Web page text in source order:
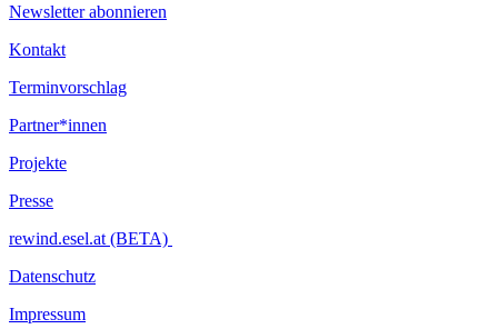
Newsletter abonnieren
Kontakt
Terminvorschlag
Partner*innen
Projekte
Presse
rewind.esel.at (BETA)
Datenschutz
Impressum